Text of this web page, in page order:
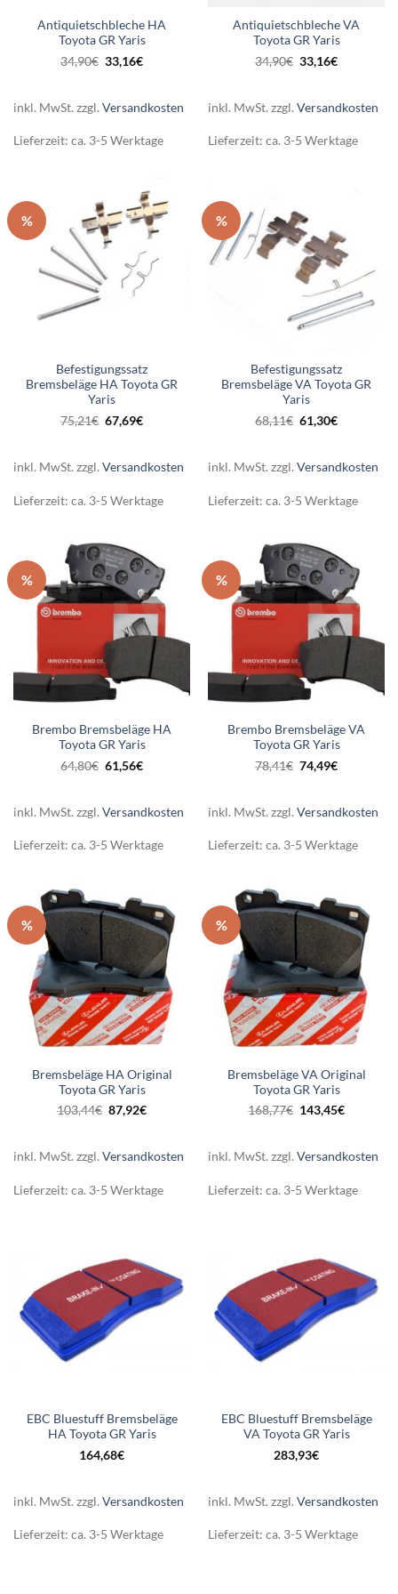
Antiquietschbleche HA
Toyota GR Yaris
34,90€ Ursprünglicher
Preis
33,16€Aktueller
inkl. MwSt. zzgl. Versandkosten
Lieferzeit: ca. 3-5 Werktage
Antiquietschbleche VA
Toyota GR Yaris
34,90€ Ursprünglicher
Preis
33,16€Aktueller
inkl. MwSt. zzgl. Versandkosten
Lieferzeit: ca. 3-5 Werktage
%
Befestigungssatz
Bremsbeläge HA Toyota GR
Yaris
75,21€ Ursprünglicher
Preis
67,69€Aktueller
inkl. MwSt. zzgl. Versandkosten
Lieferzeit: ca. 3-5 Werktage
%
Befestigungssatz
Bremsbeläge VA Toyota GR
Yaris
68,11€ Ursprünglicher
Preis
61,30€Aktueller
inkl. MwSt. zzgl. Versandkosten
Lieferzeit: ca. 3-5 Werktage
%
Brembo Bremsbeläge HA
Toyota GR Yaris
64,80€ Ursprünglicher
Preis
61,56€Aktueller
inkl. MwSt. zzgl. Versandkosten
Lieferzeit: ca. 3-5 Werktage
%
Brembo Bremsbeläge VA
Toyota GR Yaris
78,41€ Ursprünglicher
Preis
74,49€Aktueller
inkl. MwSt. zzgl. Versandkosten
Lieferzeit: ca. 3-5 Werktage
%
Bremsbeläge HA Original
Toyota GR Yaris
103,44€ Ursprünglicher
Preis
87,92€Aktueller
inkl. MwSt. zzgl. Versandkosten
Lieferzeit: ca. 3-5 Werktage
%
Bremsbeläge VA Original
Toyota GR Yaris
168,77€ Ursprünglicher
Preis
143,45€Aktueller
inkl. MwSt. zzgl. Versandkosten
Lieferzeit: ca. 3-5 Werktage
EBC Bluestuff Bremsbeläge
HA Toyota GR Yaris
164,68€
inkl. MwSt. zzgl. Versandkosten
Lieferzeit: ca. 3-5 Werktage
EBC Bluestuff Bremsbeläge
VA Toyota GR Yaris
283,93€
inkl. MwSt. zzgl. Versandkosten
Lieferzeit: ca. 3-5 Werktage